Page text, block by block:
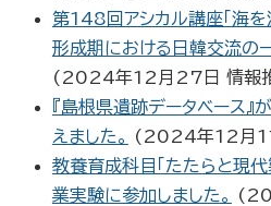
第148回アシカル講座「海
形成期における日韓交流の
( 2024年12月27日 情報
『島根県遺跡データベース
えました。
( 2024年12月
教養育成科目「たたらと現
業実験に参加しました。
(